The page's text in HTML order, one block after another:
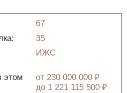
67
35
ИЖС
этом
от 230 000 000 ₽
до 1 221 115 500 ₽